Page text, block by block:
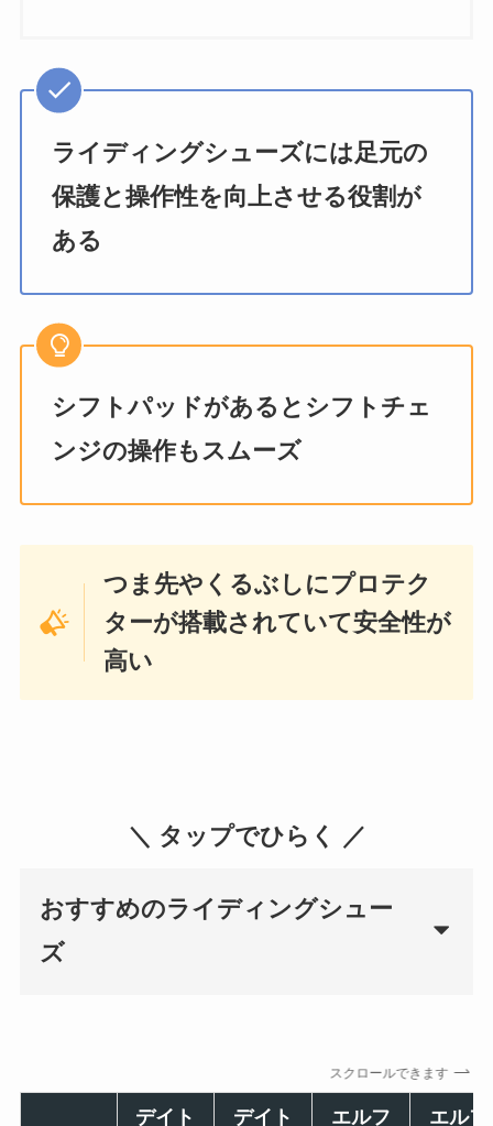
ライディングシューズには足元の
保護と操作性を向上させる役割が
ある
シフトパッドがあるとシフトチェ
ンジの操作もスムーズ
つま先やくるぶしにプロテク
ターが搭載されていて安全性が
高い
＼ タップでひらく ／
おすすめのライディングシュー
ズ
スクロールできます
デイト デイト エルフ エルフ